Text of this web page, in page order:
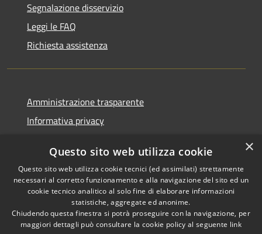
Segnalazione disservizio
Leggi le FAQ
Richiesta assistenza
Amministrazione trasparente
Informativa privacy
Dichiarazione di accessibilità
RSS
Copyright © 2026 • Comune di
Bolano • Powered by
×
Questo sito web utilizza cookie
Questo sito web utilizza cookie tecnici (ed assimilati) strettamente
necessari al corretto funzionamento e alla navigazione del sito ed un
cookie tecnico analitico al solo fine di elaborare informazioni
statistiche, aggregate ed anonime.
Chiudendo questa finestra si potrà proseguire con la navigazione, per
maggiori dettagli può consultare la cookie policy al seguente link